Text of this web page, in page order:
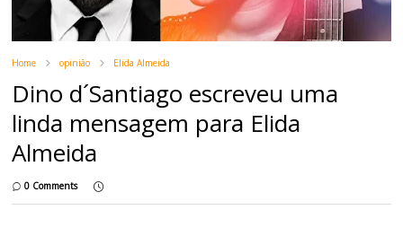
Home opinião Elida Almeida
Dino d´Santiago escreveu uma
linda mensagem para Elida
Almeida
0 Comments